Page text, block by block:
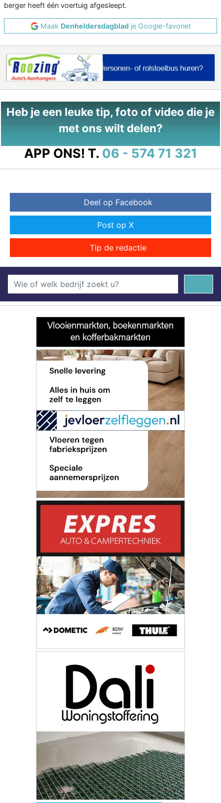
berger heeft één voertuig afgesleept.
Maak Denheldersdagbladje Google-favoriet
Heb je een leuke tip, foto of video die je
met ons wilt delen?
APP ONS! T. 06 - 574 71 321
Deel op Facebook
Post op X
Tip de redactie